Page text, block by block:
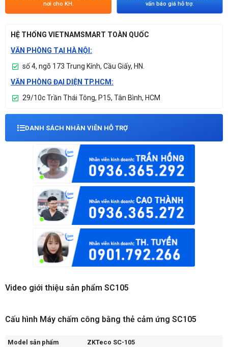
nơi cho KH.
vấn báo giá hỗ trợ.
HỆ THỐNG VIETNAMSMART TOÀN QUỐC
VĂN PHÒNG TẠI HÀ NỘI:
số 4, ngõ 173 Trung Kính, Cầu Giấy, HN.
VĂN PHÒNG ĐẠI DIỆN TP.HCM:
29/10c Trần Thái Tông, P15, Tân Bình, HCM
DANH SÁCH NHÂN VIÊN HỖ TRỢ
Video giới thiệu sản phẩm SC105
Cấu hình Máy chấm công bằng thẻ cảm ứng SC105
Model sản phẩm
ZKTeco SC-105